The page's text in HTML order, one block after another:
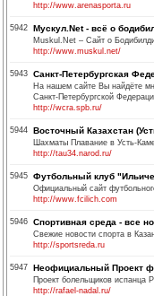
http://www.arenasporta.ru
5942 Мускул.Net - всё о
Muskul.Net – Сайт о
http://www.muskul.net/
5943 Санкт-Петербургская
На нашем сайте Вы найдёте
Санкт-Петербургской
http://wcra.spb.ru/
5944 Восточный Казахстан
Шахматы Плавание в Усть-
http://tau34.narod.ru/
5945 Футбольный клуб
Официальный сайт
http://www.fcilich.com
5946 Спортивная среда - все
Свежие новости спорта в
http://sportsreda.ru
5947 Неофициальный Проект
Проект болельщиков испанца
http://rafael-nadal.ru/